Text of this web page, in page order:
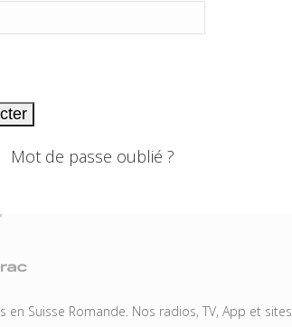
Mot de passe oublié ?
Suisse Romande. Nos radios, TV, App et sites